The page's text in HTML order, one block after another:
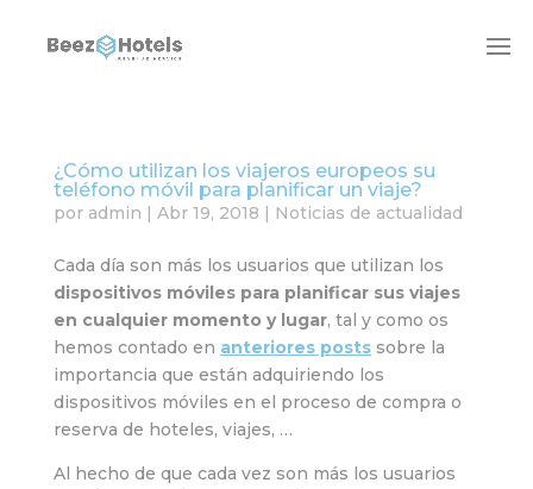
¿Cómo utilizan los viajeros europeos su
teléfono móvil para planificar un viaje?
por admin | Abr 19, 2018 | Noticias de actualidad
Cada día son más los usuarios que utilizan los
dispositivos móviles para planificar sus viajes
en cualquier momento y lugar, tal y como os
hemos contado en anteriores postssobre la
importancia que están adquiriendo los
dispositivos móviles en el proceso de compra o
reserva de hoteles, viajes, …
Al hecho de que cada vez son más los usuarios